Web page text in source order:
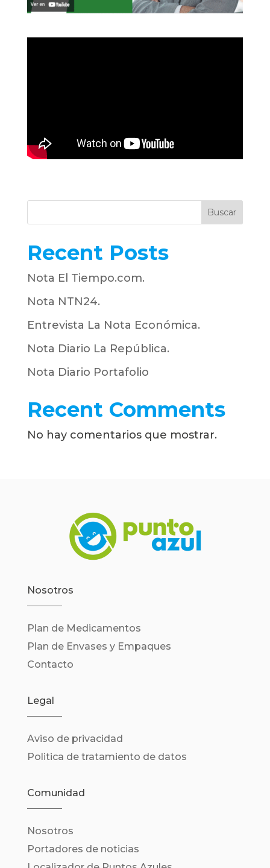
Buscar
Recent Posts
Nota El Tiempo.com.
Nota NTN24.
Entrevista La Nota Económica.
Nota Diario La República.
Nota Diario Portafolio
Recent Comments
No hay comentarios que mostrar.
Nosotros
Plan de Medicamentos
Plan de Envases y Empaques
Contacto
Legal
Aviso de privacidad
Politica de tratamiento de datos
Comunidad
Nosotros
Portadores de noticias